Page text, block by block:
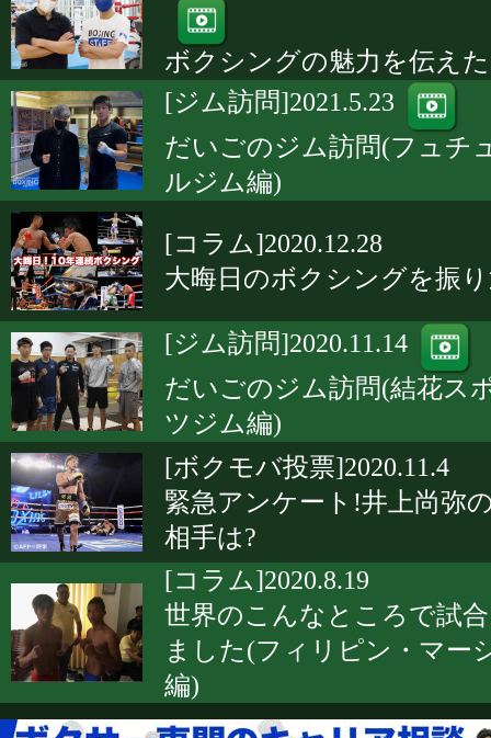
ボクシングの魅力を伝え
[ジム訪問]2021.5.23
だいごのジム訪問(フュチ
ルジム編)
[コラム]2020.12.28
大晦日のボクシングを振
[ジム訪問]2020.11.14
だいごのジム訪問(結花ス
ツジム編)
[ボクモバ投票]2020.11.4
緊急アンケート!井上尚弥
相手は?
[コラム]2020.8.19
世界のこんなところで試
ました(フィリピン・マー
編)